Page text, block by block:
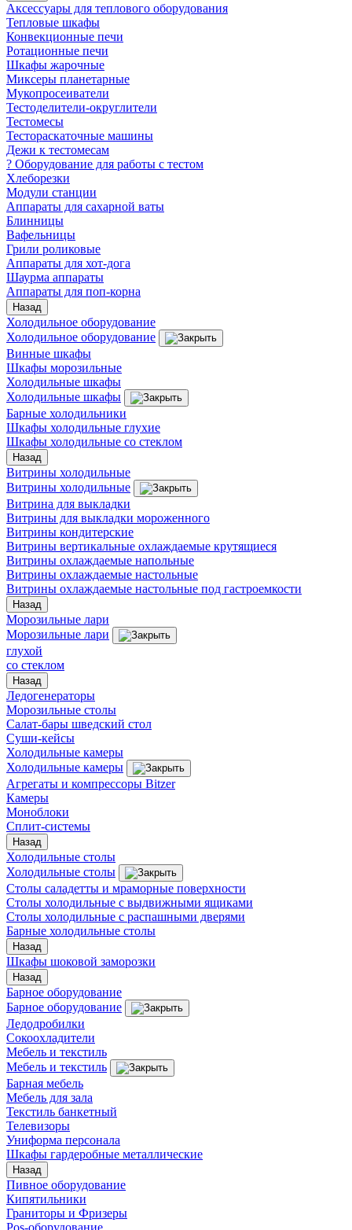
Аксессуары для теплового оборудования
Тепловые шкафы
Конвекционные печи
Ротационные печи
Шкафы жарочные
Миксеры планетарные
Мукопросеиватели
Тестоделители-округлители
Тестомесы
Тестораскаточные машины
Дежи к тестомесам
? Оборудование для работы с тестом
Хлеборезки
Модули станции
Аппараты для сахарной ваты
Блинницы
Вафельницы
Грили роликовые
Аппараты для хот-дога
Шаурма аппараты
Аппараты для поп-корна
Назад
Холодильное оборудование
Холодильное оборудование
Винные шкафы
Шкафы морозильные
Холодильные шкафы
Холодильные шкафы
Барные холодильники
Шкафы холодильные глухие
Шкафы холодильные со стеклом
Назад
Витрины холодильные
Витрины холодильные
Витрина для выкладки
Витрины для выкладки мороженного
Витрины кондитерские
Витрины вертикальные охлаждаемые крутящиеся
Витрины охлаждаемые напольные
Витрины охлаждаемые настольные
Витрины охлаждаемые настольные под гастроемкости
Назад
Морозильные лари
Морозильные лари
глухой
со стеклом
Назад
Ледогенераторы
Морозильные столы
Салат-бары шведский стол
Суши-кейсы
Холодильные камеры
Холодильные камеры
Агрегаты и компрессоры Bitzer
Камеры
Моноблоки
Сплит-системы
Назад
Холодильные столы
Холодильные столы
Столы саладетты и мраморные поверхности
Столы холодильные с выдвижными ящиками
Столы холодильные с распашными дверями
Барные холодильные столы
Назад
Шкафы шоковой заморозки
Назад
Барное оборудование
Барное оборудование
Ледодробилки
Сокоохладители
Мебель и текстиль
Мебель и текстиль
Барная мебель
Мебель для зала
Текстиль банкетный
Телевизоры
Униформа персонала
Шкафы гардеробные металлические
Назад
Пивное оборудование
Кипятильники
Граниторы и Фризеры
Pos-оборудование